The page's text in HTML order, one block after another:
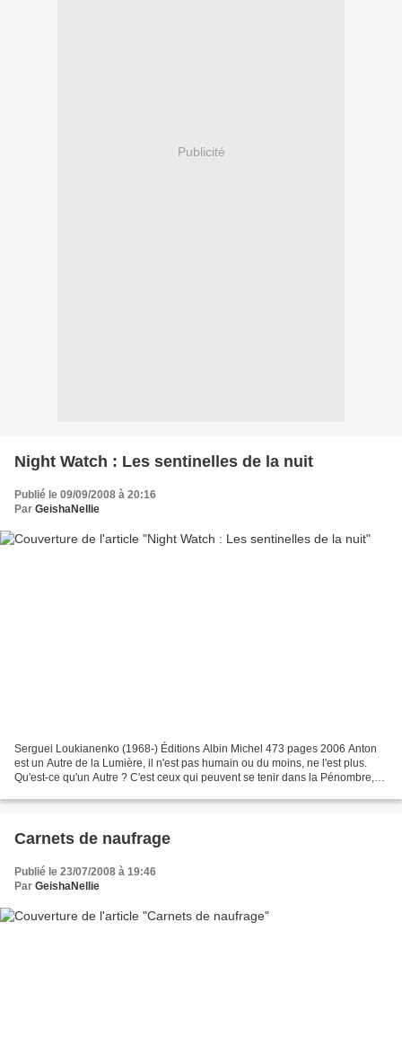
Publicité
Night Watch : Les sentinelles de la nuit
Publié le 09/09/2008 à 20:16
Par GeishaNellie
Serguei Loukianenko (1968-) Éditions Albin Michel 473 pages 2006 Anton
est un Autre de la Lumière, il n'est pas humain ou du moins, ne l'est plus.
Qu'est-ce qu'un Autre ? C'est ceux qui peuvent se tenir dans la Pénombre,
Carnets de naufrage
Publié le 23/07/2008 à 19:46
Par GeishaNellie